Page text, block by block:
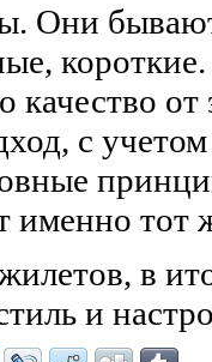
Они
с
именно тот
в
и